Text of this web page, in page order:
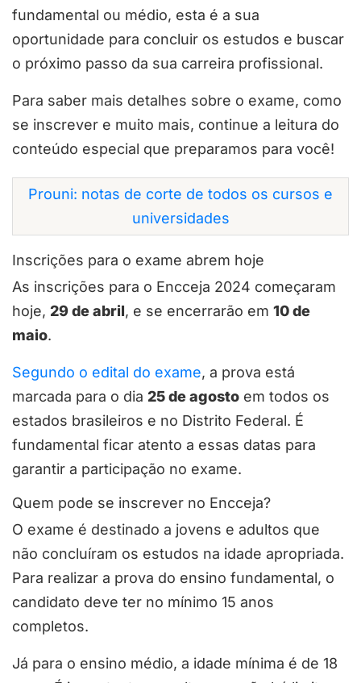
fundamental ou médio, esta é a sua
oportunidade para concluir os estudos e buscar
o próximo passo da sua carreira profissional.
Para saber mais detalhes sobre o exame, como
se inscrever e muito mais, continue a leitura do
conteúdo especial que preparamos para você!
Prouni: notas de corte de todos os cursos e
universidades
Inscrições para o exame abrem hoje
As inscrições para o Encceja 2024 começaram
hoje, 29 de abril, e se encerrarão em 10 de
maio.
Segundo o edital do exame, a prova está
marcada para o dia 25 de agosto em todos os
estados brasileiros e no Distrito Federal. É
fundamental ficar atento a essas datas para
garantir a participação no exame.
Quem pode se inscrever no Encceja?
O exame é destinado a jovens e adultos que
não concluíram os estudos na idade apropriada.
Para realizar a prova do ensino fundamental, o
candidato deve ter no mínimo 15 anos
completos.
Já para o ensino médio, a idade mínima é de 18